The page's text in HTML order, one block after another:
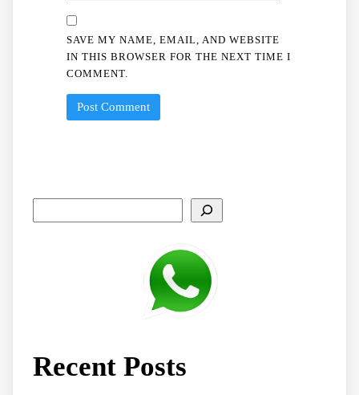
SAVE MY NAME, EMAIL, AND WEBSITE
IN THIS BROWSER FOR THE NEXT TIME I
COMMENT.
Recent Posts